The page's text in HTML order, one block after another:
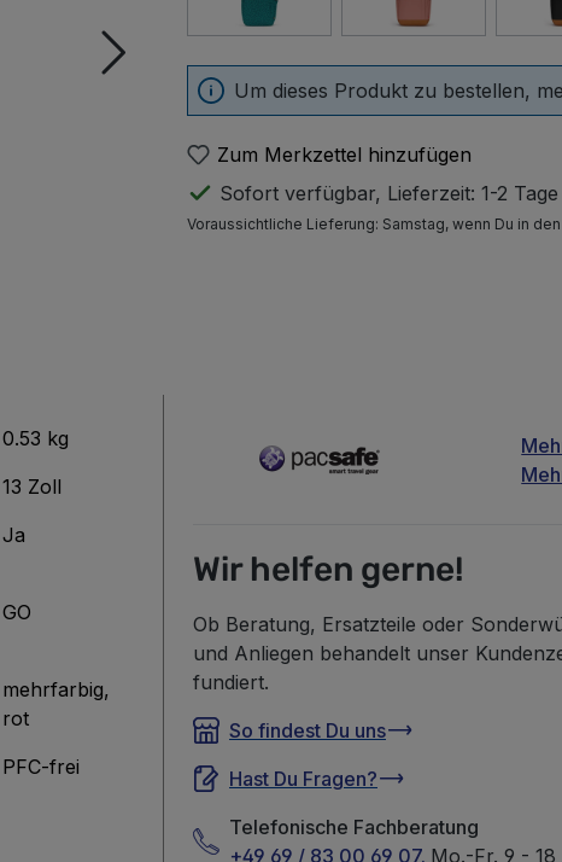
Reef Rose
Um dieses Produkt zu bestellen,
Zum Merkzettel hinzufügen
Sofort verfügbar, Lieferzeit: 1-2 Tage
Voraussichtliche Lieferung: Samstag, wenn Du in
0.53 kg
13 Zoll
Ja
GO
mehrfarbig,
rot
PFC-frei
Wir helfen gerne!
Ob Beratung, Ersatzteile oder
und Anliegen behandelt unser
fundiert.
So findest Du uns
Hast Du Fragen?
Telefonische Fachberatung
+49 69 / 83 00 69 07. Mo.-Fr. 9 -